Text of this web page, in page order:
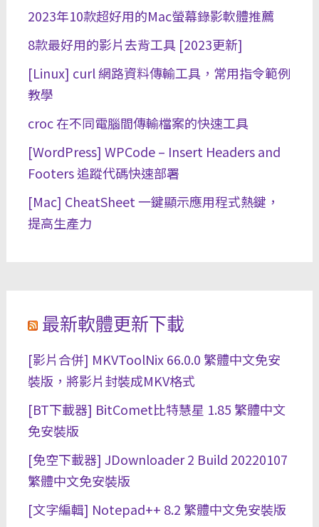
2023年10款超好用的Mac螢幕錄影軟體推薦
8款最好用的影片去背工具 [2023更新]
[Linux] curl 網路資料傳輸工具，常用指令範例
教學
croc 在不同電腦間傳輸檔案的快速工具
[WordPress] WPCode – Insert Headers and
Footers 追蹤代碼快速部署
[Mac] CheatSheet 一鍵顯示應用程式熱鍵，
提高生產力
最新軟體更新下載
[影片合併] MKVToolNix 66.0.0 繁體中文免安
裝版，將影片封裝成MKV格式
[BT下載器] BitComet比特慧星 1.85 繁體中文
免安裝版
[免空下載器] JDownloader 2 Build 20220107
繁體中文免安裝版
[文字編輯] Notepad++ 8.2 繁體中文免安裝版